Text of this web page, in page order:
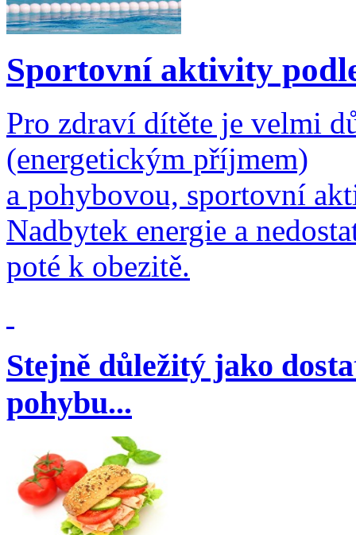
Sportovní aktivity
Pro zdraví dítěte je velmi
(energetickým příjmem)
a pohybovou, sportovní
Nadbytek energie a
poté k obezitě.
Stejně důležitý jako
pohybu...